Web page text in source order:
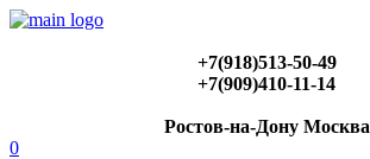
+7(918)513-50-49
+7(909)410-11-14
Ростов-на-Дону Москва
0